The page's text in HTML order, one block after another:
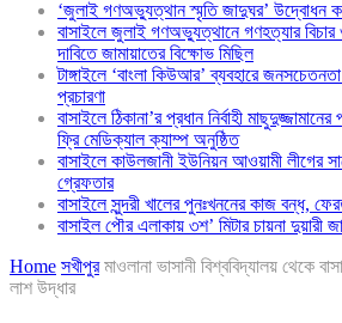
‘জুলাই গণঅভ্যুত্থান স্মৃতি জাদুঘর’ উদ্বোধন
বাসাইলে জুলাই গণঅভ্যুত্থানে গণহত্যার
দাবিতে জামায়াতের বিক্ষোভ মিছিল
টাঙ্গাইলে ‘বাংলা কিউআর’ ব্যবহারে
প্রচারণা
বাসাইলে ঠিকানা’র প্রধান নির্বাহী
ফ্রি মেডিক্যাল ক্যাম্প অনুষ্ঠিত
বাসাইলে কাউলজানী ইউনিয়ন আওয়ামী লীগের
গ্রেফতার
বাসাইলে সুন্দরী খালের পুনঃখননের কাজ বন্ধ,
বাসাইল পৌর এলাকায় ৩শ’ মিটার চায়না দুয়ারী
Home সখীপুর মাওলানা ভাসানী বিশ্ববিদ্যালয় থেকে
লাশ উদ্ধার